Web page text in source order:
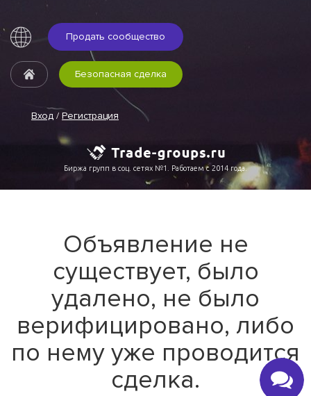
Продать сообщество
Вход / Регистрация
Безопасная сделка
Биржа групп в соц. сетях №1. Работаем с 2014 года.
Объявление не
существует, было
удалено, не было
верифицировано, либо
по нему уже проводится
сделка.